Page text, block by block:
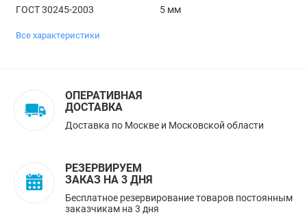
ГОСТ 30245-2003 5 мм
Все характеристики
ОПЕРАТИВНАЯ
ДОСТАВКА
Доставка по Москве и Московской области
РЕЗЕРВИРУЕМ
ЗАКАЗ НА 3 ДНЯ
Бесплатное резервирование товаров постоянным
заказчикам на 3 дня